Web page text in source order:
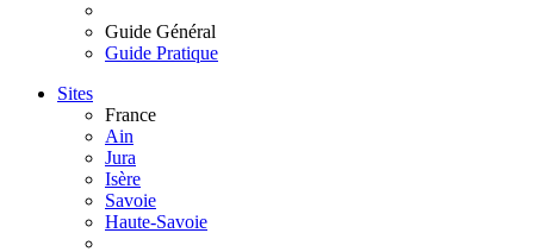
Guide Général
Guide Pratique
Sites
France
Ain
Jura
Isère
Savoie
Haute-Savoie